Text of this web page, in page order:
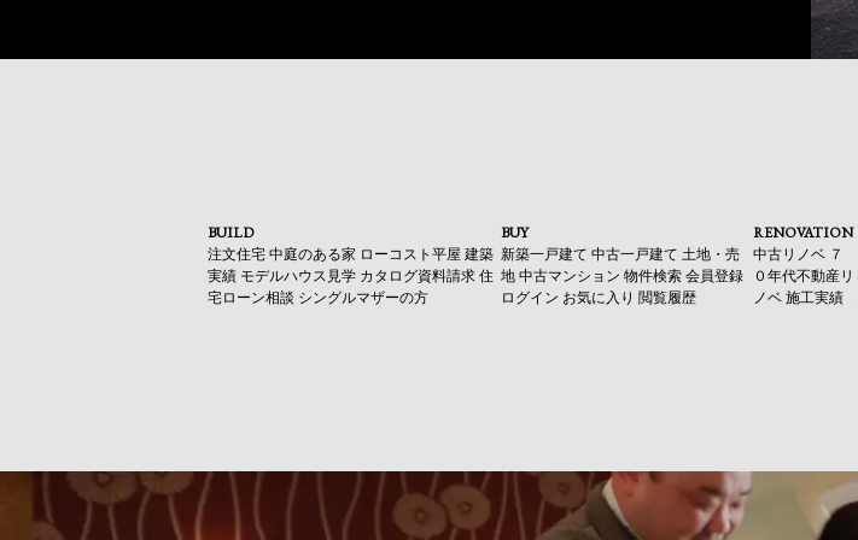
BUILD
注文住宅 中庭のある家 ローコスト平屋 建築
実績 モデルハウス見学 カタログ資料請求 住
宅ローン相談 シングルマザーの方
BUY
新築一戸建て 中古一戸建て 土地・売
地 中古マンション 物件検索 会員登録
ログイン お気に入り 閲覧履歴
RENOVATION
中古リノベ ７
０年代不動産リ
ノベ 施工実績